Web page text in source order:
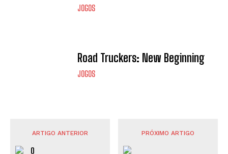
JOGOS
Road Truckers: New Beginning
JOGOS
ARTIGO ANTERIOR PRÓXIMO ARTIGO